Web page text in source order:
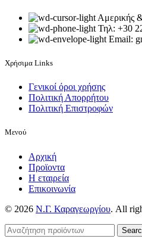
Αμερικής
Τηλ: +30
Email:
Χρήσιμα Links
Γενικοί όροι χρήσης
Πολιτική Απορρήτου
Πολιτική Επιστροφών
Μενού
Αρχική
Προϊοντα
Η εταιρεία
Επικοινωνία
© 2026 Ν.Γ. Καραγεωργίου. All